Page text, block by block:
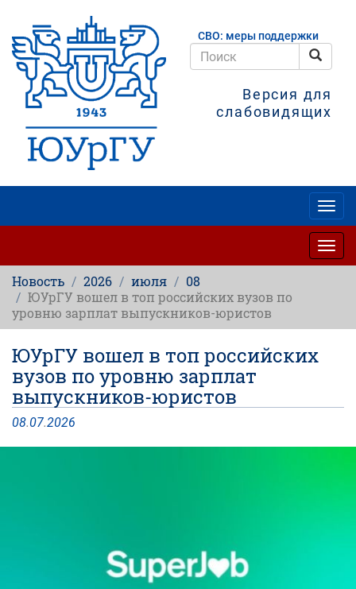
основному
содержанию
СВО: меры поддержки
Версия для
слабовидящих
Новость 2026 июля
08
ЮУрГУ вошел в топ российских вузов по
уровню зарплат выпускников-юристов
ЮУрГУ вошел в топ российских
вузов по уровню зарплат
выпускников-юристов
08.07.2026